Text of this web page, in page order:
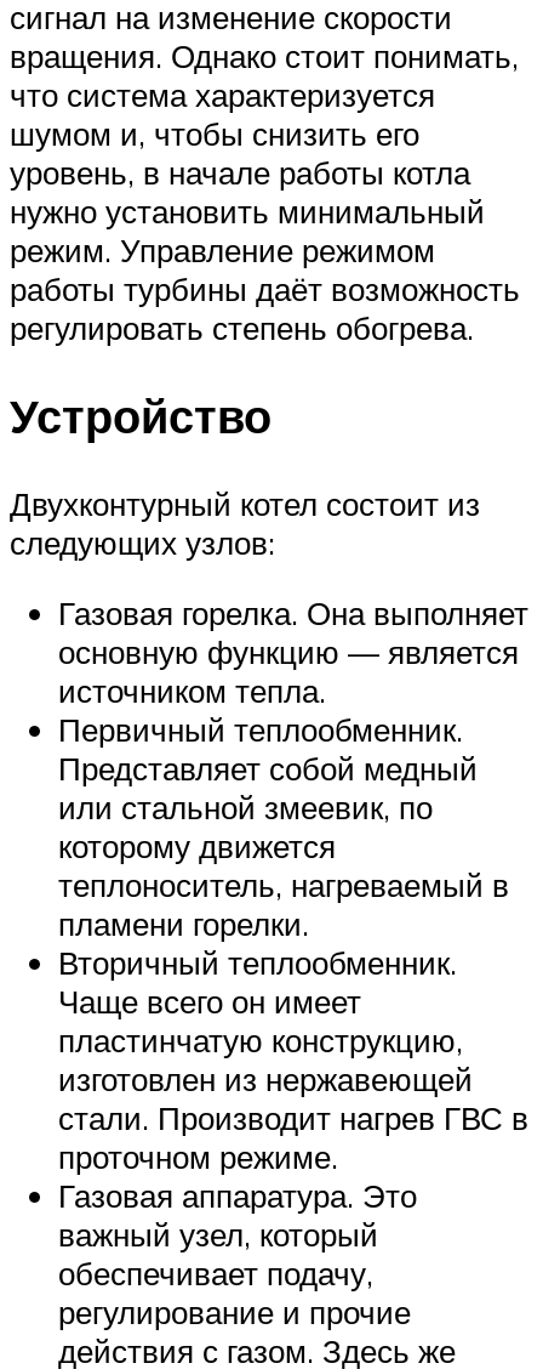
сигнал на изменение скорости
вращения. Однако стоит понимать,
что система характеризуется
шумом и, чтобы снизить его
уровень, в начале работы котла
нужно установить минимальный
режим. Управление режимом
работы турбины даёт возможность
регулировать степень обогрева.
Устройство
Двухконтурный котел состоит из
следующих узлов:
Газовая горелка. Она выполняет
основную функцию — является
источником тепла.
Первичный теплообменник.
Представляет собой медный
или стальной змеевик, по
которому движется
теплоноситель, нагреваемый в
пламени горелки.
Вторичный теплообменник.
Чаще всего он имеет
пластинчатую конструкцию,
изготовлен из нержавеющей
стали. Производит нагрев ГВС в
проточном режиме.
Газовая аппаратура. Это
важный узел, который
обеспечивает подачу,
регулирование и прочие
действия с газом. Здесь же